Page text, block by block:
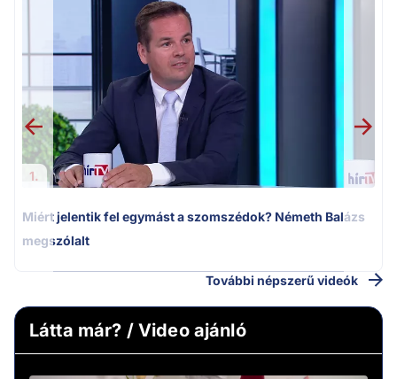
1.
Miért jelentik fel egymást a szomszédok? Németh Balázs
megszólalt
További népszerű videók
Látta már? / Video ajánló